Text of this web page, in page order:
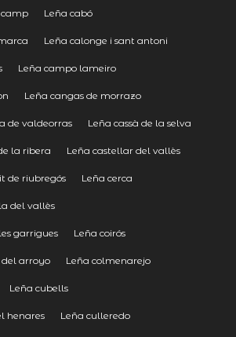
Leña cabó
Leña calonge i sant antoni
Leña campo lameiro
Leña cangas de morrazo
de valdeorras Leña cassà de la selva
la ribera Leña castellar del vallès
de riubregós Leña cerca
del vallès
garrigues Leña coirós
arroyo Leña colmenarejo
Leña cubells
henares Leña culleredo